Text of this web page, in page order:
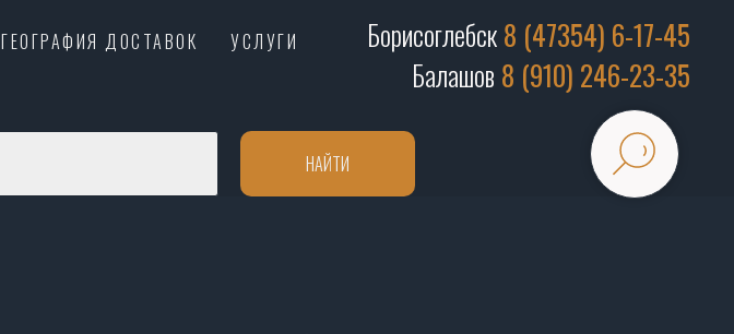
ГЕОГРАФИЯ ДОСТАВОК
УСЛУГИ
Борисоглебск8 (47354) 6-17-45
Балашов 8 (910) 246-23-35
НАЙТИ